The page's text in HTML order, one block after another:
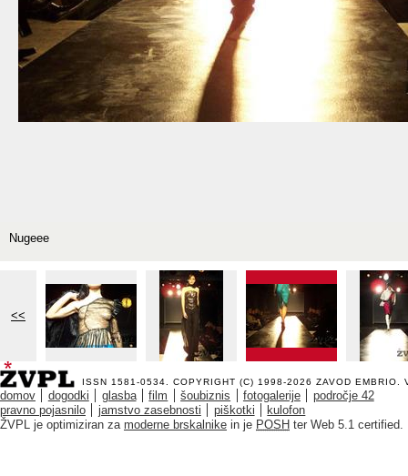
Nugeee
<<
ISSN 1581-0534. COPYRIGHT (C) 1998-2026 ZAVOD EMBRIO .
domov dogodki glasba film šoubiznis fotogalerije
področje 42
pravno pojasnilo
jamstvo zasebnosti piškotki
kulofon
ŽVPL je optimiziran za moderne brskalnike in je POSH ter Web 5.1 certified.